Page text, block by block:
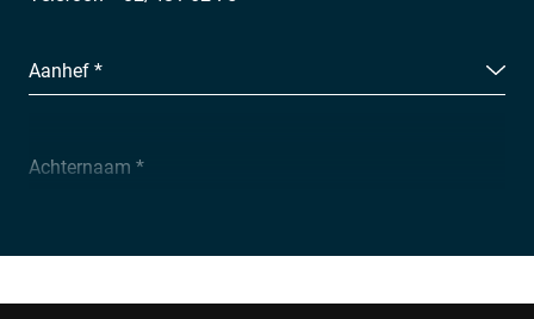
Aanhef *
Achternaam *
Bedrijf *